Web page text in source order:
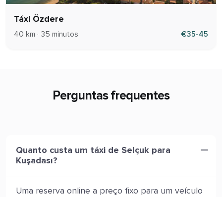
Táxi Özdere
40 km · 35 minutos €35-45
Perguntas frequentes
Quanto custa um táxi de Selçuk para
Kuşadası?
Uma reserva online a preço fixo para um veículo